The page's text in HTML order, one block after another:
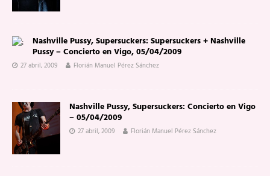
Nashville Pussy, Supersuckers: Supersuckers + Nashville
Pussy – Concierto en Vigo, 05/04/2009
27 abril, 2009 Florián Manuel Pérez Sánchez
Nashville Pussy, Supersuckers: Concierto en Vigo
– 05/04/2009
27 abril, 2009 Florián Manuel Pérez Sánchez